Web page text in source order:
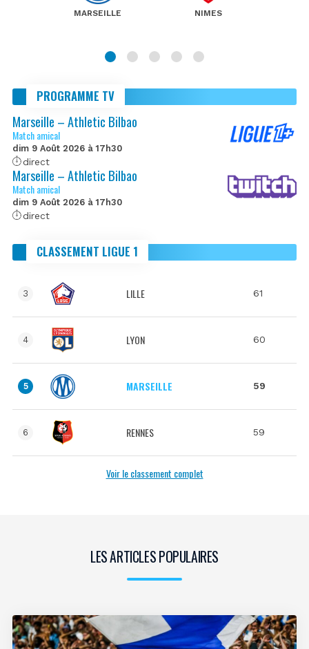
MARSEILLE NIMES
PROGRAMME TV
Marseille – Athletic Bilbao
Match amical
dim 9 Août 2026 à 17h30
direct
Marseille – Athletic Bilbao
Match amical
dim 9 Août 2026 à 17h30
direct
CLASSEMENT LIGUE 1
3 LILLE 61
4 LYON 60
5 MARSEILLE 59
6 RENNES 59
Voir le classement complet
LES ARTICLES POPULAIRES